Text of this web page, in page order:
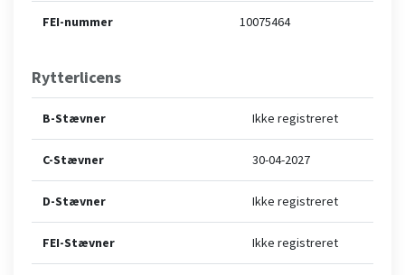
FEI-nummer 10075464
Rytterlicens
B-Stævner Ikke registreret
C-Stævner 30-04-2027
D-Stævner Ikke registreret
FEI-Stævner Ikke registreret